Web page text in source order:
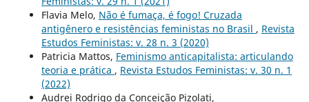
Flavia Melo, Não é fumaça, é fogo! Cruzada
antigênero e resistências feministas no Brasil , Revista
Estudos Feministas: v. 28 n. 3 (2020)
Patricia Mattos, Feminismo anticapitalista: articulando
teoria e prática , Revista Estudos Feministas: v. 30 n. 1
(2022)
Audrei Rodrigo da Conceição Pizolati,